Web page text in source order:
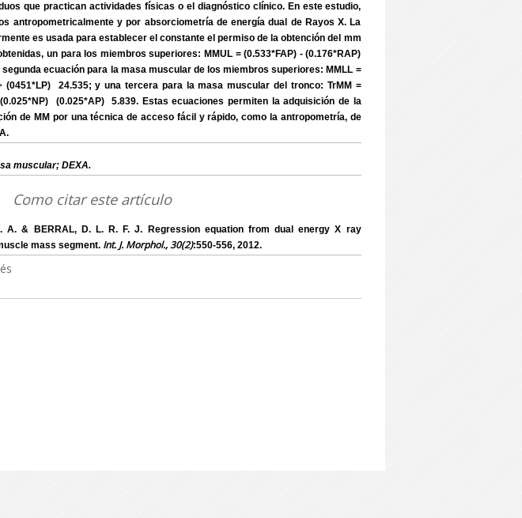
que practican actividades físicas o el diagnóstico clínico. En este estudio,
antropometricalmente y por absorciometría de energía dual de Rayos X. La
es usada para establecer el constante el permiso de la obtención del mm
un para los miembros superiores: MMUL = (0.533*FAP) - (0.176*RAP)
segunda ecuación para la masa muscular de los miembros superiores: MMLL =
(0451*LP) ­ 24.535; y una tercera para la masa muscular del tronco: TrMM =
(0.025*AP) ­ 5.839. Estas ecuaciones permiten la adquisición de la
de MM por una técnica de acceso fácil y rápido, como la antropometría, de
muscular; DEXA.
Como citar este artículo
A. & BERRAL, D. L. R. F. J. Regression equation from dual energy X ray
mass segment. Int. J. Morphol., 30(2):550-556, 2012.